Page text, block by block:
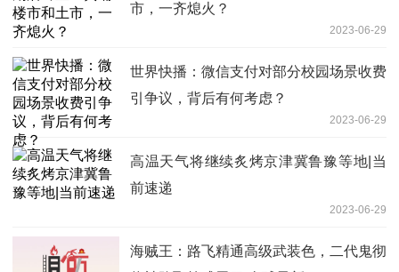
市，一齐熄火？
2023-06-29
世界快播：微信支付对部分校园场景收费
引争议，背后有何考虑？
2023-06-29
高温天气将继续炙烤京津冀鲁豫等地|当
前速递
2023-06-29
海贼王：路飞精通高级武装色，二代鬼彻